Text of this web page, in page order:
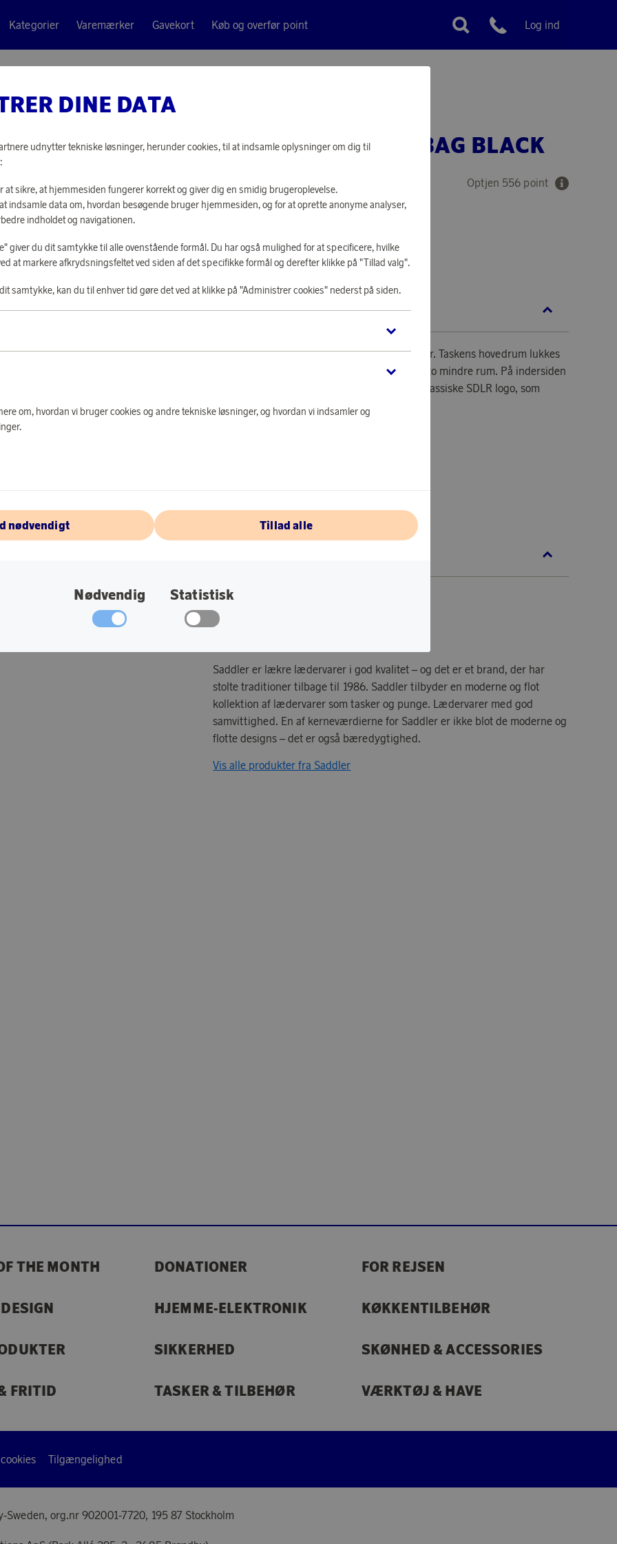
Kategorier Varemærker Gavekort Køb og overfør point Kundeservice
Log ind
BAROLO TOILETRY BAG BLACK
23 160 point
eller 556 kr
Optjen 556 point
LOG IND FOR AT SHOPPE
PRODUKTBESKRIVELSE
Flot og rummelig toilettaske i skind fra Saddler. Taskens hovedrum lukkes
med lynlås og indvendigt er rummet delt op i to mindre rum. På indersiden
af taskens låg findes en lynlåslomme og det klassiske SDLR logo, som
ligeledes findes på fronten.
Saddler er lækre lædervarer i god kvalitet – og det er et brand, der har
stolte traditioner tilbage til 1986. Saddler tilbyder en moderne og flot
kollektion af lædervarer som tasker og punge. Lædervarer med god
samvittighed. En af kerneværdierne for Saddler er ikke blot de moderne og
flotte designs – det er også bæredygtighed.
Vis alle produkter fra Saddler
DINE DATA
udnytter tekniske løsninger, herunder cookies, til at indsamle oplysninger om dig til
at sikre, at hjemmesiden fungerer korrekt og giver dig en smidig brugeroplevelse.
indsamle data om, hvordan besøgende bruger hjemmesiden, og for at oprette anonyme analyser,
indholdet og navigationen.
giver du dit samtykke til alle ovenstående formål. Du har også mulighed for at specificere, hvilke
at markere afkrydsningsfeltet ved siden af det specifikke formål og derefter klikke på "Tillad valg".
samtykke, kan du til enhver tid gøre det ved at klikke på "Administrer cookies" nederst på siden.
om, hvordan vi bruger cookies og andre tekniske løsninger, og hvordan vi indsamler og
nødvendigt Tillad alle
Nødvendig Statistisk
THE MONTH DONATIONER FOR REJSEN
HJEMME-ELEKTRONIK KØKKENTILBEHØR
SIKKERHED SKØNHED & ACCESSORIES
FRITID TASKER & TILBEHØR VÆRKTØJ & HAVE
Tilgængelighed
org.nr 902001-7720, 195 87 Stockholm